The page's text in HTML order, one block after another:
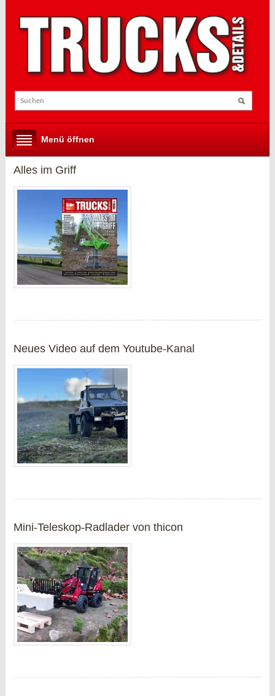
Menü öffnen
Alles im Griff
Neues Video auf dem Youtube-Kanal
Mini-Teleskop-Radlader von thicon